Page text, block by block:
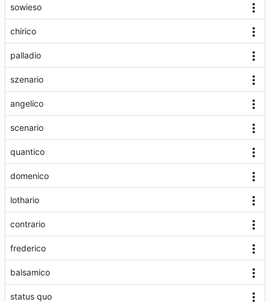
sowieso
chirico
palladio
szenario
angelico
scenario
quantico
domenico
lothario
contrario
frederico
balsamico
status quo